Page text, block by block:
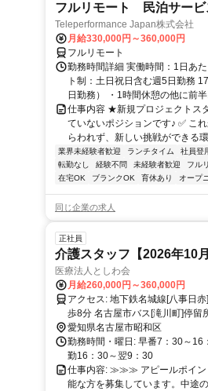
フルリモート 民泊サービ
Teleperformance Japan株式会社
月給330,000円～360,000円
フルリモート
勤務時間詳細 実働時間：1日あ
ト制：土日祝日含む週5日勤務
日勤務） ・1時間休憩の他に前
仕事内容 ★新規プロジェクトス
ていないポジションです♪ ✅ こ
らわれず、新しい挑戦ができる
業界未経験者歓迎 ランチタイム 社員登
転勤なし
経験不問 未経験者歓迎 フル
在宅OK
ブランクOK 育休あり オープ
同じ企業の求人
正社員
介護スタッフ【2026年10
医療法人としわ会
月給260,000円～360,000円
アクセス: 地下鉄名城線[八事日赤]駅から徒歩6分 地下鉄鶴舞線[いりなか]駅から徒
歩8分 名古屋市バス[滝川町]停留
愛知県名古屋市昭和区
勤務時間・曜日: 早番7：30～
勤16：30～翌9：30
仕事内容: ≫≫≫ アピールポイ
能な方を募集しています。中途